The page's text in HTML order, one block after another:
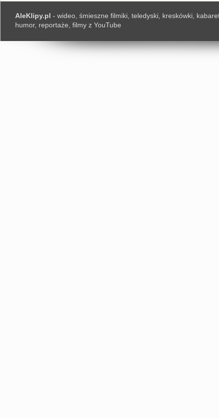
AleKlipy.pl - wideo, śmieszne filmiki, teledyski, kreskówki,
humor, reportaże, filmy z YouTube